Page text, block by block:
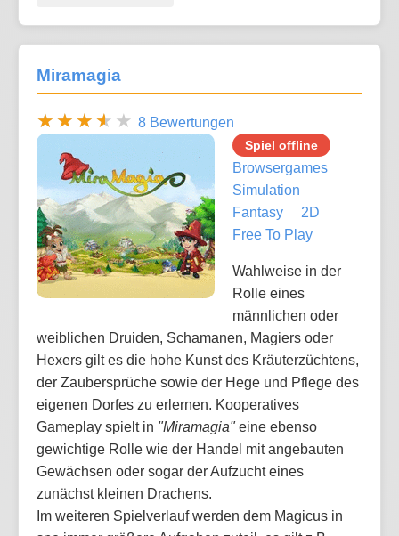
Miramagia
8 Bewertungen
Spiel offline
Browsergames
Simulation
Fantasy
2D
Free To Play
Wahlweise in der
Rolle eines
männlichen oder
weiblichen Druiden, Schamanen, Magiers oder
Hexers gilt es die hohe Kunst des Kräuterzüchtens,
der Zaubersprüche sowie der Hege und Pflege des
eigenen Dorfes zu erlernen. Kooperatives
Gameplay spielt in "Miramagia"eine ebenso
gewichtige Rolle wie der Handel mit angebauten
Gewächsen oder sogar der Aufzucht eines
zunächst kleinen Drachens.
Im weiteren Spielverlauf werden dem Magicus in